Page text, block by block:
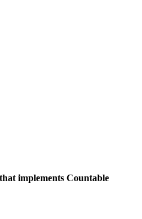
implements Countable